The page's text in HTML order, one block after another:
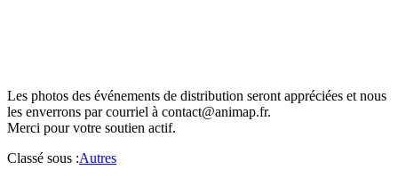
Les photos des événements de distribution seront appréciées et nous
les enverrons par courriel à contact@animap.fr.
Merci pour votre soutien actif.
Classé sous :Autres